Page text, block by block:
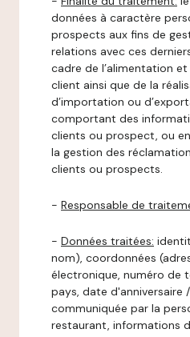
données à caractère
prospects aux fins de
relations avec ces
cadre de l’alimentation
client ainsi que de la
d’importation ou
comportant des
clients ou prospect, ou
la gestion des
clients ou prospects.
- Responsable de
- Données traitées:
nom), coordonnées
électronique, numéro de
pays, date d'anniversaire
communiquée par la
restaurant, informations